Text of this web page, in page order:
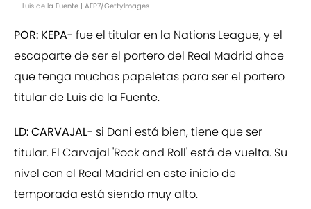
Luis de la Fuente | AFP7/GettyImages
POR: KEPA- fue el titular en la Nations League, y el
escaparte de ser el portero del Real Madrid ahce
que tenga muchas papeletas para ser el portero
titular de Luis de la Fuente.
LD: CARVAJAL- si Dani está bien, tiene que ser
titular. El Carvajal 'Rock and Roll' está de vuelta. Su
nivel con el Real Madrid en este inicio de
temporada está siendo muy alto.